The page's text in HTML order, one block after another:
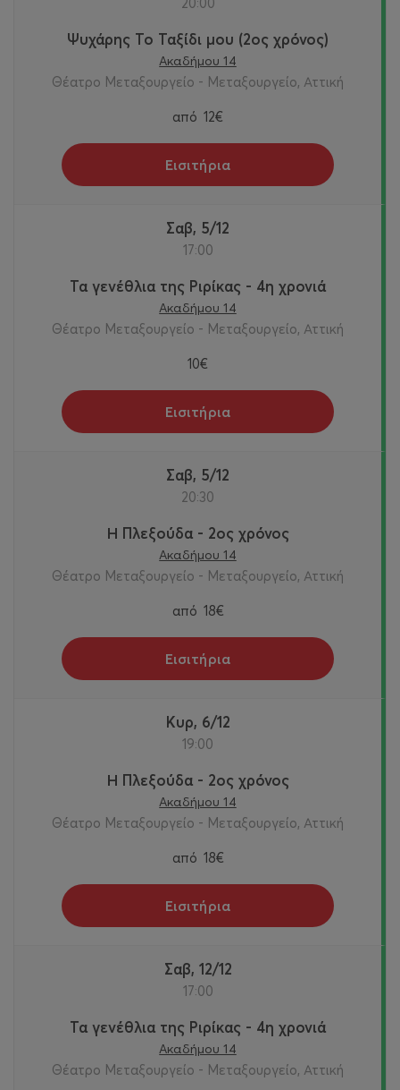
Ψυχάρης Το Ταξίδι μου (2ος χρόνος)
Ακαδήμου 14
Θέατρο Μεταξουργείο - Μεταξουργείο, Αττική
από 12€
Εισιτήρια
Σαβ, 5/12
17:00
Τα γενέθλια της Ριρίκας - 4η χρονιά
Ακαδήμου 14
Θέατρο Μεταξουργείο - Μεταξουργείο, Αττική
10€
Εισιτήρια
Σαβ, 5/12
20:30
Η Πλεξούδα - 2ος χρόνος
Ακαδήμου 14
Θέατρο Μεταξουργείο - Μεταξουργείο, Αττική
από 18€
Εισιτήρια
Κυρ, 6/12
19:00
Η Πλεξούδα - 2ος χρόνος
Ακαδήμου 14
Θέατρο Μεταξουργείο - Μεταξουργείο, Αττική
από 18€
Εισιτήρια
Σαβ, 12/12
17:00
Τα γενέθλια της Ριρίκας - 4η χρονιά
Ακαδήμου 14
Θέατρο Μεταξουργείο - Μεταξουργείο, Αττική